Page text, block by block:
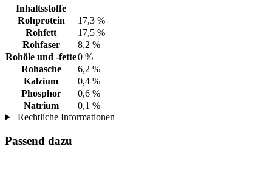
Inhaltsstoffe
Rohprotein
17,3 %
Rohfett
17,5 %
Rohfaser
8,2 %
Rohöle und -fette0 %
Rohasche
6,2 %
Kalzium
0,4 %
Phosphor
0,6 %
Natrium
0,1 %
Rechtliche Informationen
Passend dazu